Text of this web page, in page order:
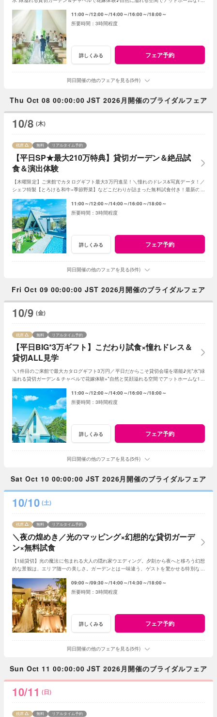
11:00～ 12:00～ 14:00～ 16:00～ 18:00～
3時間程度
詳しくみる フェア予約
同日開催の他のフェアを見る(5件)
Thu Oct 08 00:00:00 JST 2026月開催のブライダルフェア
10/8 (木)
【平日SP★最大210万特典】貸切ガーデン＆絶品試
食＆演出体験
残席 無料 リアルタイム予約
【木曜限定】ご来館でカタログギフト最大3万円進呈！＼憧れのドレス&写真データ！／
シェフ特製【とろける和牛×季節野菜】などこだわりが詰まった無料試食付き！最新のマ
11:00～ 12:00～ 14:00～ 16:00～ 18:00～
3時間程度
詳しくみる フェア予約
同日開催の他のフェアを見る(5件)
Fri Oct 09 00:00:00 JST 2026月開催のブライダルフェア
10/9 (金)
【平日BIG*3万ギフト】こだわり試食×憧れドレス＆
貸切ALL見学
残席 無料 リアルタイム予約
＼1件目のご来館で最大カタログギフト3万円／平日だからこそ貸切会場を堪能♪光*水*緑
溢れる貸切ガーデン＆チャペルで花嫁体験+*自然と笑顔溢れる空間でアットホームな1日
11:00～ 12:00～ 14:00～ 16:00～ 18:00～
3時間程度
詳しくみる フェア予約
同日開催の他のフェアを見る(5件)
Sat Oct 10 00:00:00 JST 2026月開催のブライダルフェア
10/10 (土)
＼夜の煌めき／光のマッピング×幻想的な貸切ガーデ
ン×無料試食
残席 無料 リアルタイム予約
【1組貸切】光の魔法に包まれる大人の隠れ家ウエディング。夕刻から夜へと移ろう幻想
的な景観は、エリア随一の美しさ。ガーデンとは一味違う、ゲストを驚かせる特別な光
09:00～ 09:30～ 14:00～ 14:30～ 18:00～
3時間程度
詳しくみる フェア予約
同日開催の他のフェアを見る(5件)
Sun Oct 11 00:00:00 JST 2026月開催のブライダルフェア
10/11 (日)
残席 無料 リアルタイム予約